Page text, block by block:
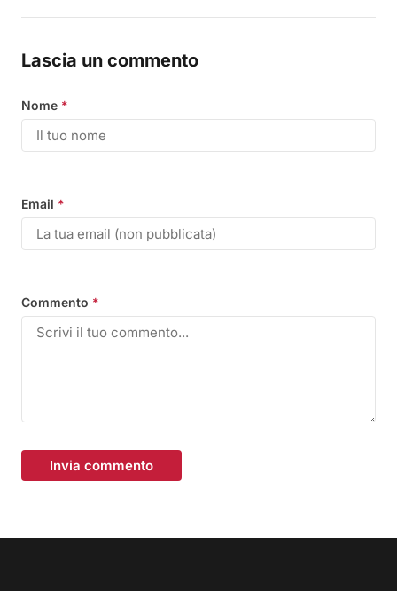
Lascia un commento
Nome *
Email *
Commento *
Invia commento